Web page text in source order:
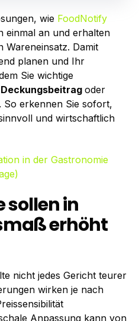
wie FoodNotify
einmal an und erhalten
Wareneinsatz. Damit
planen und Ihr
Sie wichtige
oder
So erkennen Sie sofort,
und wirtschaftlich
in der Gastronomie
sollen in
erhöht
nicht jedes Gericht teurer
wirken je nach
Anpassung kann von